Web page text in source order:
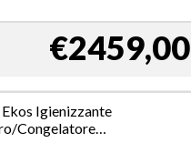
€2459,00
Igienizzante
Congelatore